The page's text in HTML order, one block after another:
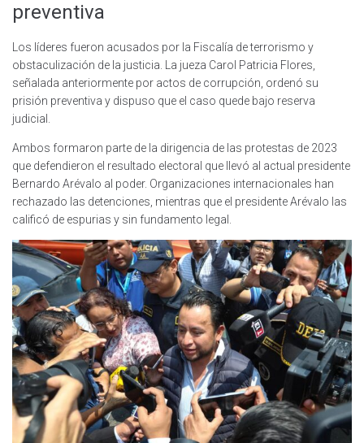
preventiva
Los líderes fueron acusados por la Fiscalía de terrorismo y
obstaculización de la justicia. La jueza Carol Patricia Flores,
señalada anteriormente por actos de corrupción, ordenó su
prisión preventiva y dispuso que el caso quede bajo reserva
judicial.
Ambos formaron parte de la dirigencia de las protestas de 2023
que defendieron el resultado electoral que llevó al actual presidente
Bernardo Arévalo al poder. Organizaciones internacionales han
rechazado las detenciones, mientras que el presidente Arévalo las
calificó de espurias y sin fundamento legal.